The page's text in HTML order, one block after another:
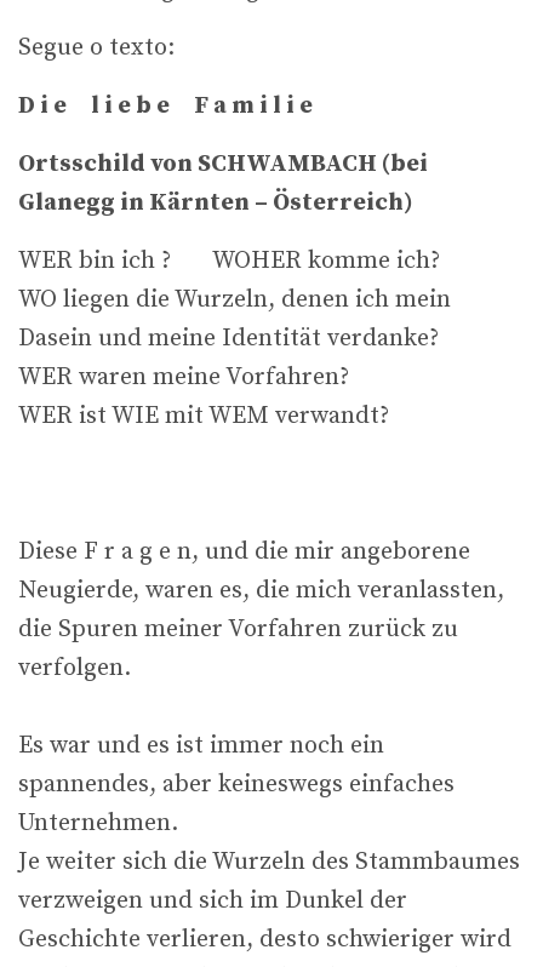
Segue o texto:
D i e l i e b e F a m i l i e
Ortsschild von SCHWAMBACH (bei
Glanegg in Kärnten – Österreich)
WER bin ich ? WOHER komme ich?
WO liegen die Wurzeln, denen ich mein
Dasein und meine Identität verdanke?
WER waren meine Vorfahren?
WER ist WIE mit WEM verwandt?
Diese F r a g e n, und die mir angeborene
Neugierde, waren es, die mich veranlassten,
die Spuren meiner Vorfahren zurück zu
verfolgen.
Es war und es ist immer noch ein
spannendes, aber keineswegs einfaches
Unternehmen.
Je weiter sich die Wurzeln des Stammbaumes
verzweigen und sich im Dunkel der
Geschichte verlieren, desto schwieriger wird